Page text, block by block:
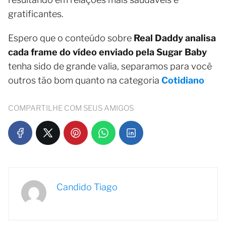
gratificantes.
Espero que o conteúdo sobre Real Daddy analisa
cada frame do vídeo enviado pela Sugar Baby
tenha sido de grande valia, separamos para você
outros tão bom quanto na categoria Cotidiano
COMPARTILHE COM SEUS AMIGOS
Candido Tiago